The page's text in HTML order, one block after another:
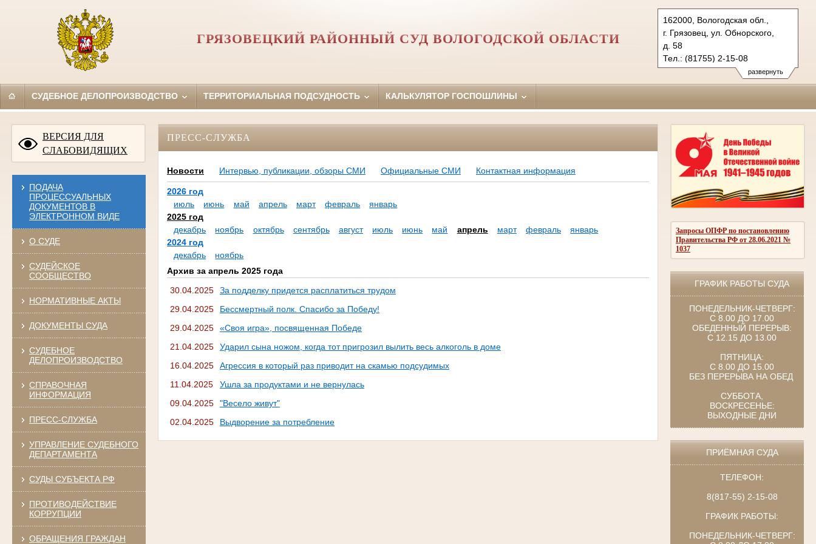
развернуть
162000, Вологодская обл.,
г. Грязовец, ул. Обнорского,
д. 58
Тел.: (81755) 2-15-08
griazovecky.vld@sudrf.ru
ГРЯЗОВЕЦКИЙ РАЙОННЫЙ СУД ВОЛОГОДСКОЙ ОБЛАСТИ
СУДЕБНОЕ ДЕЛОПРОИЗВОДСТВО ТЕРРИТОРИАЛЬНАЯ ПОДСУДНОСТЬ КАЛЬКУЛЯТОР ГОСПОШЛИНЫ
ВЕРСИЯ ДЛЯ
СЛАБОВИДЯЩИХ
ПОДАЧА
ПРОЦЕССУАЛЬНЫХ
ДОКУМЕНТОВ В
ЭЛЕКТРОННОМ ВИДЕ
О СУДЕ
СУДЕЙСКОЕ
СООБЩЕСТВО
НОРМАТИВНЫЕ АКТЫ
ДОКУМЕНТЫ СУДА
СУДЕБНОЕ
ДЕЛОПРОИЗВОДСТВО
СПРАВОЧНАЯ
ИНФОРМАЦИЯ
ПРЕСС-СЛУЖБА
УПРАВЛЕНИЕ СУДЕБНОГО
ДЕПАРТАМЕНТА
СУДЫ СУБЪЕКТА РФ
ПРОТИВОДЕЙСТВИЕ
КОРРУПЦИИ
ОБРАЩЕНИЯ ГРАЖДАН
Запросы ОПФР по постановлению
Правительства РФ от 28.06.2021 №
1037
ГРАФИК РАБОТЫ СУДА
ПОНЕДЕЛЬНИК-ЧЕТВЕРГ:
С 8.00 ДО 17.00
ОБЕДЕННЫЙ ПЕРЕРЫВ:
С 12.15 ДО 13.00
ПЯТНИЦА:
С 8.00 ДО 15.00
БЕЗ ПЕРЕРЫВА НА ОБЕД
СУББОТА,
ВОСКРЕСЕНЬЕ:
ВЫХОДНЫЕ ДНИ
ПРИЁМНАЯ СУДА
ТЕЛЕФОН:
8(817-55) 2-15-08
ГРАФИК РАБОТЫ:
ПОНЕДЕЛЬНИК-ЧЕТВЕРГ:
ПРЕСС-СЛУЖБА
Новости Интервью, публикации, обзоры СМИ Официальные СМИ Контактная информация
2026 год
июль
июнь май апрель март февраль
январь
2025 год
декабрь
ноябрь октябрь сентябрь август июль июнь май апрель март февраль
январь
2024 год
декабрь
ноябрь
Архив за апрель 2025 года
30.04.2025
За подделку придется расплатиться трудом
29.04.2025
Бессмертный полк. Спасибо за Победу!
29.04.2025
«Своя игра», посвященная Победе
21.04.2025
Ударил сына ножом, когда тот пригрозил вылить весь алкоголь в доме
16.04.2025
Агрессия в который раз приводит на скамью подсудимых
11.04.2025
Ушла за продуктами и не вернулась
09.04.2025
"Весело живут"
02.04.2025
Выдворение за потребление